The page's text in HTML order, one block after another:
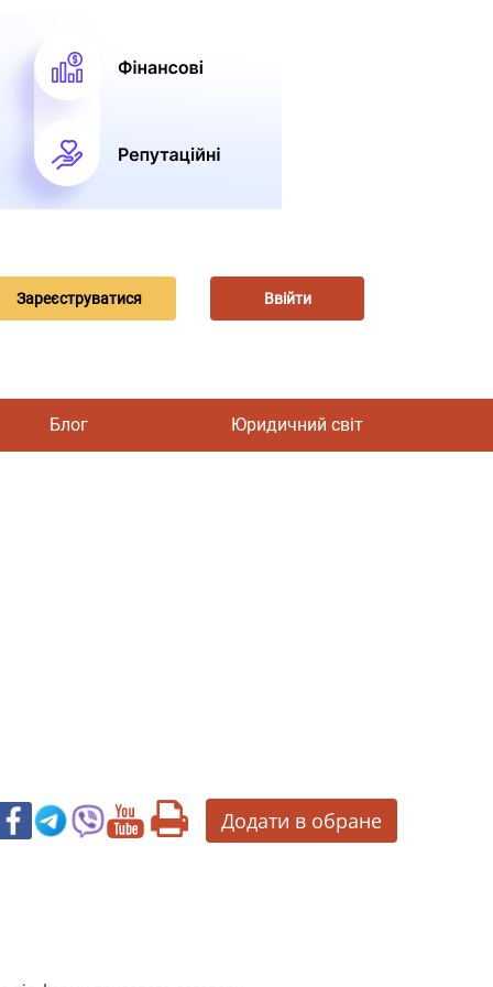
Зареєструватися Ввійти
Блог Юридичний світ
Додати в обране